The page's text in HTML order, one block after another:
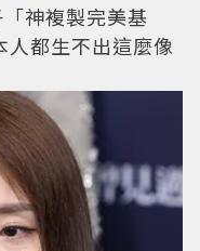
神複製完美基
人都生不出這麼像